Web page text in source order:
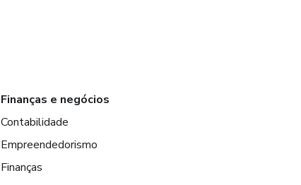
Finanças e negócios
Contabilidade
Empreendedorismo
Finanças